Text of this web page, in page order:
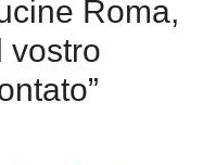
Roma,
vostro